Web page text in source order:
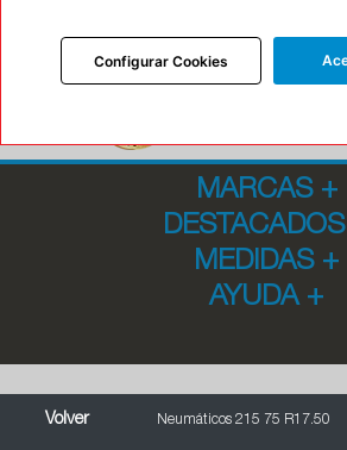
Volver Neumáticos 215 75 R17.50
MARCAS +
DESTACADOS
MEDIDAS +
AYUDA +
Configurar Cookies